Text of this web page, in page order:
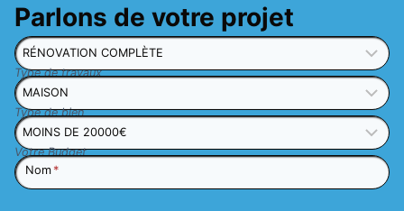
Parlons de votre projet
Type de travaux
Type de bien
Votre Budget
Nom *